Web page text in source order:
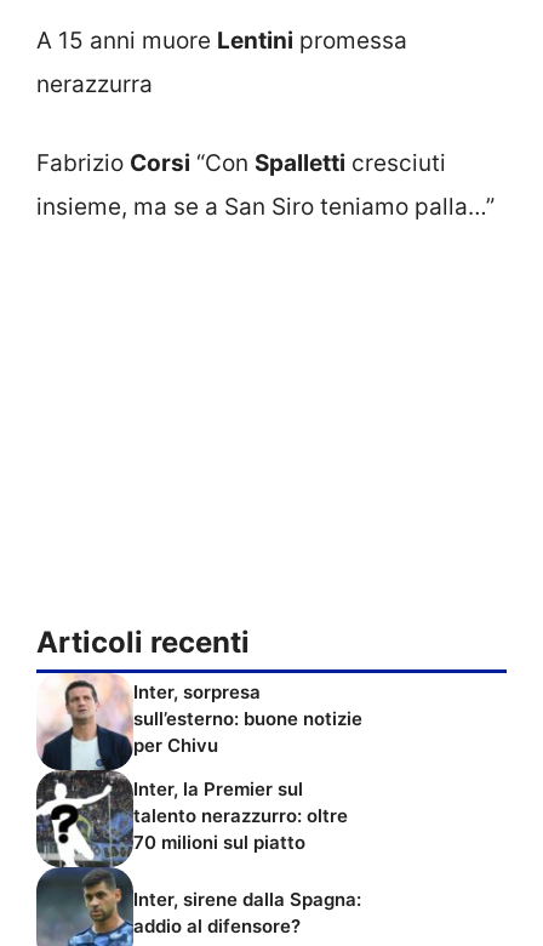
A 15 anni muore Lentini promessa
nerazzurra
Fabrizio Corsi “Con Spalletti cresciuti
insieme, ma se a San Siro teniamo palla…”
Articoli recenti
Inter, sorpresa
sull’esterno: buone notizie
per Chivu
Inter, la Premier sul
talento nerazzurro: oltre
70 milioni sul piatto
Inter, sirene dalla Spagna:
addio al difensore?